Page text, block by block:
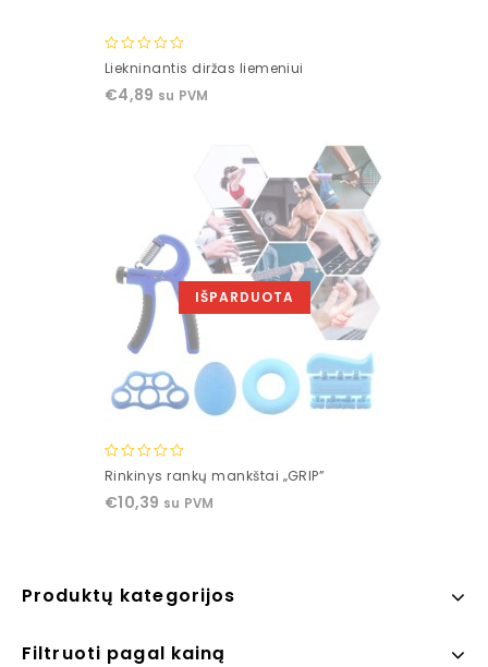
0
of
Liekninantis diržas liemeniui
€4,89 su PVM
IŠPARDUOTA
0
of
Rinkinys rankų mankštai „GRIP”
€10,39 su PVM
Produktų kategorijos
Filtruoti pagal kainą